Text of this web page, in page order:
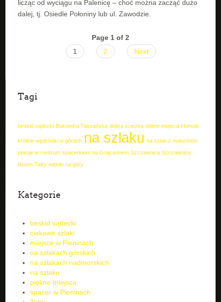
licząc od wyciągu na Palenicę – choć można zacząć dużo
dalej, tj. Osiedle Połoniny lub ul. Zawodzie.
Page 1 of 2
1
2 Next
Tagi
beskid sądecki Bukowina Tatrzańska dobra ścieżka dobre miejsca Homole
krótkie wędrówki w górach na szlaku na szlak z maluchem
pokoje w centrum spacerkiem na Grajcarkiem Szczawnica Szczawnica
basen Tatry widoki na góry
Kategorie
beskid sądecki
ciekawe szlaki
miejsce w Pieninach
na szlakach górskich
na szlakach nadmorskich
na szlaku
piękne miejsca
spacer w Pieninach